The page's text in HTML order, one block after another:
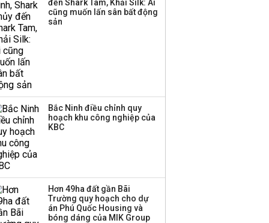
Thị trường thường
đến Shark Tam, Khải Silk: Ai
cũng muốn lấn sân bất động
sản
Bắc Ninh điều chỉnh quy
hoạch khu công nghiệp của
KBC
Hơn 49ha đất gần Bãi
Trường quy hoạch cho dự
án Phú Quốc Housing và
bóng dáng của MIK Group